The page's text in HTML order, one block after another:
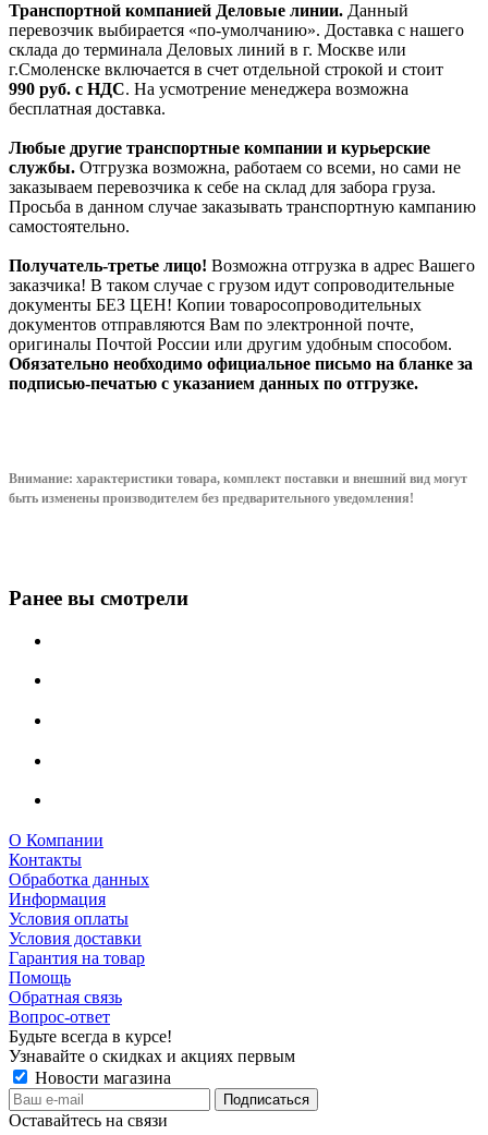
Транспортной компанией Деловые линии. Данный
перевозчик выбирается «по-умолчанию». Доставка с нашего
склада до терминала Деловых линий в г. Москве или
г.Смоленске включается в счет отдельной строкой и стоит
990 руб. с НДС. На усмотрение менеджера возможна
бесплатная доставка.
Любые другие транспортные компании и курьерские
службы. Отгрузка возможна, работаем со всеми, но сами не
заказываем перевозчика к себе на склад для забора груза.
Просьба в данном случае заказывать транспортную кампанию
самостоятельно.
Получатель-третье лицо! Возможна отгрузка в адрес Вашего
заказчика! В таком случае с грузом идут сопроводительные
документы БЕЗ ЦЕН! Копии товаросопроводительных
документов отправляются Вам по электронной почте,
оригиналы Почтой России или другим удобным способом.
Обязательно необходимо официальное письмо на бланке за
подписью-печатью с указанием данных по отгрузке.
Внимание: характеристики товара, комплект поставки и внешний вид могут
быть изменены производителем без предварительного уведомления!
Ранее вы смотрели
О Компании
Контакты
Обработка данных
Информация
Условия оплаты
Условия доставки
Гарантия на товар
Помощь
Обратная связь
Вопрос-ответ
Будьте всегда в курсе!
Узнавайте о скидках и акциях первым
Новости магазина
Оставайтесь на связи